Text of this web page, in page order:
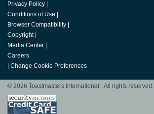
Privacy Policy
Conditions of Use
Browser Compatibility
Copyright
Media Center
Careers
Change Cookie Preferences
© 2026 Toastmasters International. All rights reserved.